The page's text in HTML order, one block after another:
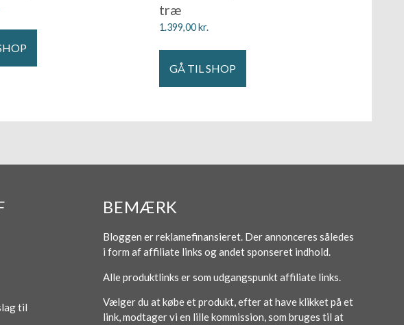
træ
1.399,00kr.
GÅ TIL SHOP
til
BEMÆRK
Bloggen er reklamefinansieret. Der annonceres således
i form af affiliate links og andet sponseret indhold.
Alle produktlinks er som udgangspunkt affiliate links.
Vælger du at købe et produkt, efter at have klikket på et
link, modtager vi en lille kommission, som bruges til at